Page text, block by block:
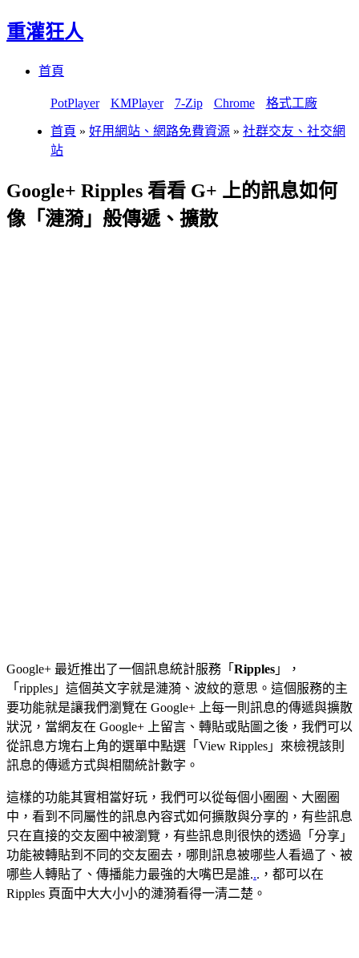
重灌狂人
首頁
PotPlayer KMPlayer 7-Zip Chrome 格式工廠
首頁 » 好用網站、網路免費資源 » 社群交友、社交網
站
Google+ Ripples 看看 G+ 上的訊息如何
像「漣漪」般傳遞、擴散
Google+ 最近推出了一個訊息統計服務「 Ripples 」，
「ripples」這個英文字就是漣漪、波紋的意思。這個服務的主
要功能就是讓我們瀏覽在 Google+ 上每一則訊息的傳遞與擴散
狀況，當網友在 Google+ 上留言、轉貼或貼圖之後，我們可以
從訊息方塊右上角的選單中點選「View Ripples」來檢視該則
訊息的傳遞方式與相關統計數字。
這樣的功能其實相當好玩，我們可以從每個小圈圈、大圈圈
中，看到不同屬性的訊息內容式如何擴散與分享的，有些訊息
只在直接的交友圈中被瀏覽，有些訊息則很快的透過「分享」
功能被轉貼到不同的交友圈去，哪則訊息被哪些人看過了、被
哪些人轉貼了、傳播能力最強的大嘴巴是誰...，都可以在
Ripples 頁面中大大小小的漣漪看得一清二楚。